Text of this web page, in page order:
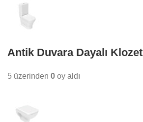
Antik Duvara Dayalı Klozet
5 üzerinden 0 oy aldı